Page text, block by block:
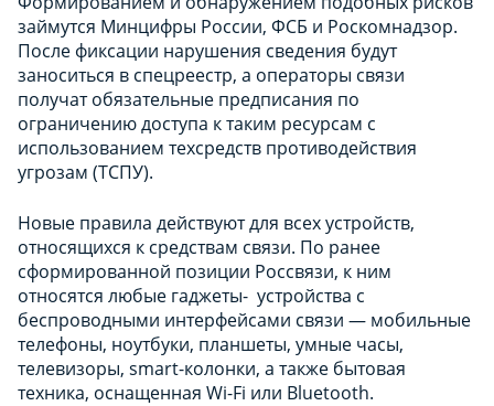
займутся Минцифры России, ФСБ и Роскомнадзор.
После фиксации нарушения сведения будут
заноситься в спецреестр, а операторы связи
получат обязательные предписания по
ограничению доступа к таким ресурсам с
использованием техсредств противодействия
угрозам (ТСПУ).
Новые правила действуют для всех устройств,
относящихся к средствам связи. По ранее
сформированной позиции Россвязи, к ним
относятся любые гаджеты- устройства с
беспроводными интерфейсами связи — мобильные
телефоны, ноутбуки, планшеты, умные часы,
телевизоры, smart-колонки, а также бытовая
техника, оснащенная Wi-Fi или Bluetooth.